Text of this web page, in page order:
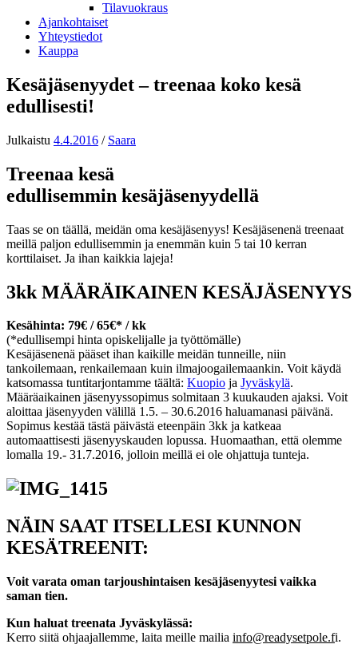
Tilavuokraus
Ajankohtaiset
Yhteystiedot
Kauppa
Kesäjäsenyydet – treenaa koko kesä
edullisesti!
Julkaistu 4.4.2016 / Saara
Treenaa kesä
edullisemmin kesäjäsenyydellä
Taas se on täällä, meidän oma kesäjäsenyys! Kesäjäsenenä treenaat
meillä paljon edullisemmin ja enemmän kuin 5 tai 10 kerran
korttilaiset. Ja ihan kaikkia lajeja!
3kk MÄÄRÄIKAINEN KESÄJÄSENYYS
Kesähinta: 79€ / 65€* / kk
(*edullisempi hinta opiskelijalle ja työttömälle)
Kesäjäsenenä pääset ihan kaikille meidän tunneille, niin
tankoilemaan, renkailemaan kuin ilmajoogailemaankin. Voit käydä
katsomassa tuntitarjontamme täältä: Kuopio ja Jyväskylä.
Määräaikainen jäsenyyssopimus solmitaan 3 kuukauden ajaksi. Voit
aloittaa jäsenyyden välillä 1.5. – 30.6.2016 haluamanasi päivänä.
Sopimus kestää tästä päivästä eteenpäin 3kk ja katkeaa
automaattisesti jäsenyyskauden lopussa. Huomaathan, että olemme
lomalla 19.- 31.7.2016, jolloin meillä ei ole ohjattuja tunteja.
NÄIN SAAT ITSELLESI KUNNON
KESÄTREENIT:
Voit varata oman tarjoushintaisen kesäjäsenyytesi vaikka
saman tien.
Kun haluat treenata Jyväskylässä:
Kerro siitä ohjaajallemme, laita meille mailia info@readysetpole.fi.